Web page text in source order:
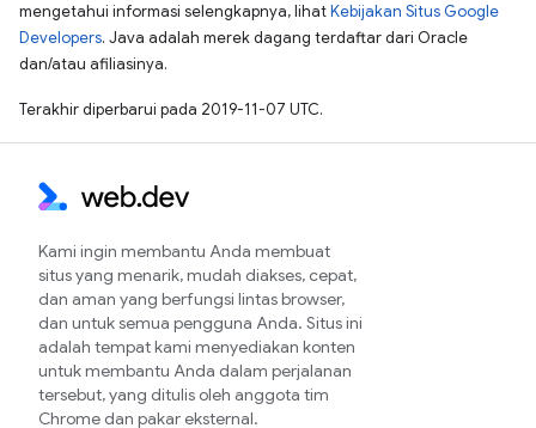
mengetahui informasi selengkapnya, lihatKebijakan Situs Google
Developers. Java adalah merek dagang terdaftar dari Oracle
dan/atau afiliasinya.
Terakhir diperbarui pada 2019-11-07 UTC.
Kami ingin membantu Anda membuat
situs yang menarik, mudah diakses, cepat,
dan aman yang berfungsi lintas browser,
dan untuk semua pengguna Anda. Situs ini
adalah tempat kami menyediakan konten
untuk membantu Anda dalam perjalanan
tersebut, yang ditulis oleh anggota tim
Chrome dan pakar eksternal.